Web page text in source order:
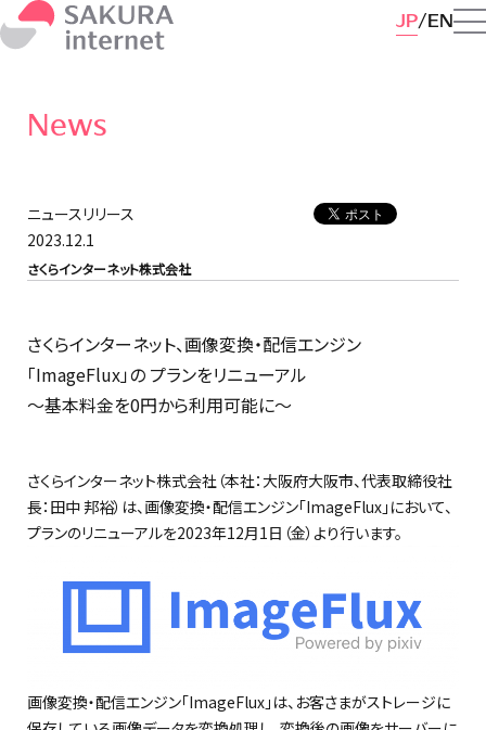
JP EN
News
ニュースリリース
2023.12.1
さくらインターネット株式会社
さくらインターネット、画像変換・配信エンジン
「ImageFlux」の プランをリニューアル
〜基本料金を0円から利用可能に〜
さくらインターネット株式会社（本社：大阪府大阪市、代表取締役社
長：田中 邦裕）は、画像変換・配信エンジン「ImageFlux」において、
プランのリニューアルを2023年12月1日（金）より行います。
画像変換・配信エンジン「ImageFlux」は、お客さまがストレージに